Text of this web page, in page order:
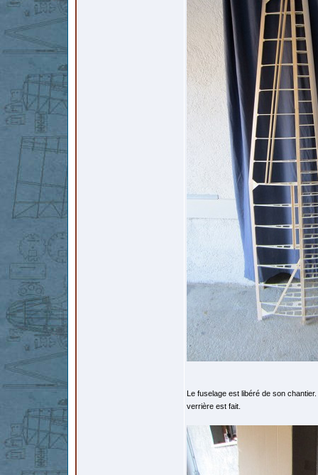
Le fuselage est libéré de son
verrière est fait.